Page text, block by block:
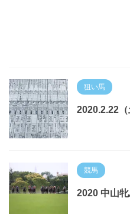
狙い馬
2020.2.22
競馬
2020 中山